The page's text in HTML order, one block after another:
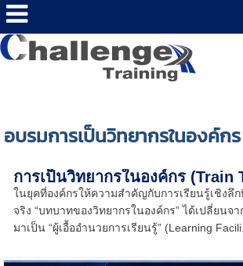
อบรมการเป็นวิทยากรในองค์กร
การเป็นวิทยากรในองค์กร (Train
ในยุคที่องค์กรให้ความสำคัญกับการเรียนรู้เชิงลึ
จริง “บทบาทของวิทยากรในองค์กร” ได้เปลี่ยนจ
มาเป็น “ผู้เอื้ออำนวยการเรียนรู้” (Learning